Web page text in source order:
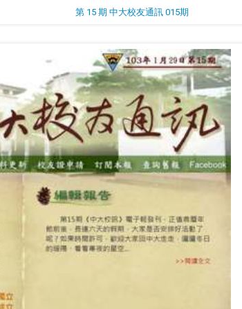
第 15 期 中大校友通訊 015期